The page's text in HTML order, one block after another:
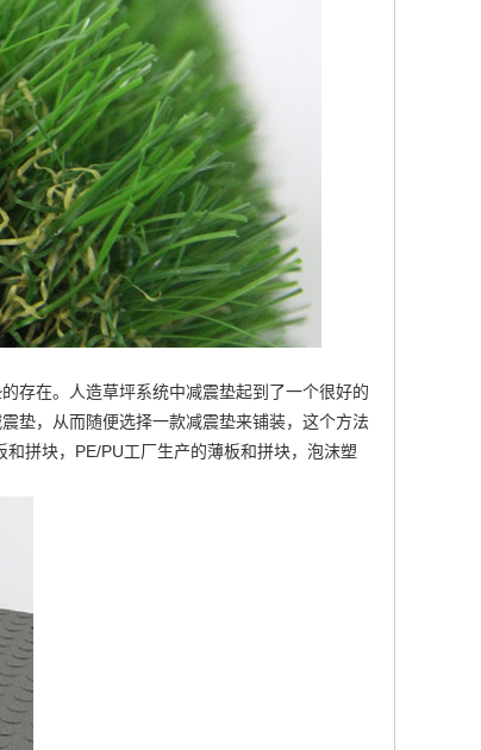
存在。人造草坪系统中减震垫起到了一个很好的
垫，从而随便选择一款减震垫来铺装，这个方法
拼块，PE/PU工厂生产的薄板和拼块，泡沫塑